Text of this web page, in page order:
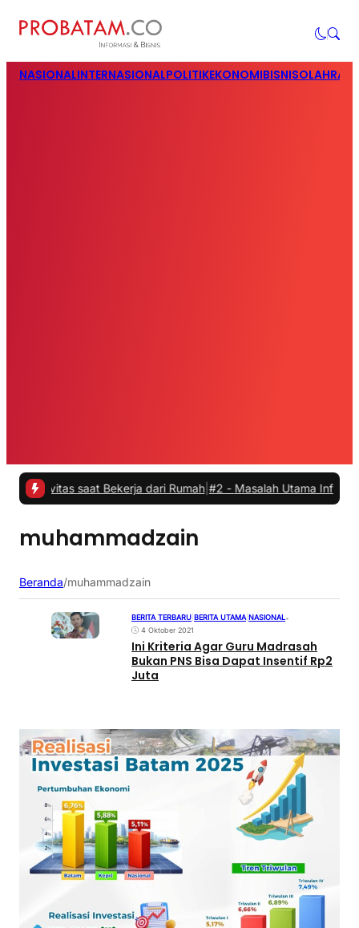
NASIONALINTERNASIONALPOLITIKEKONOMIBISNIS
saat Bekerja dari Rumah |#2 -Masalah Utama Infrastruktur
muhammadzain
Beranda/muhammadzain
BERITA TERBARU BERITA UTAMA NASIONAL•
4 Oktober 2021
Ini Kriteria Agar Guru Madrasah
Bukan PNS Bisa Dapat Insentif Rp2
Juta